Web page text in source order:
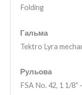
Folding
Гальма
Tektro Lyra
Рульова
FSA No. 42, 1 1/